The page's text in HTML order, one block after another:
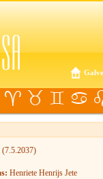
(7.5.2037)
Henriete Henrijs Jete